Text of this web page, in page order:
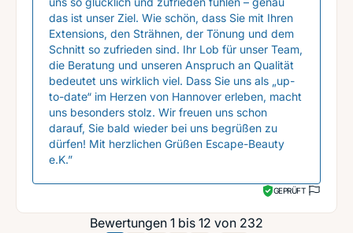
das ist unser Ziel. Wie schön, dass Sie mit Ihren
Extensions, den Strähnen, der Tönung und dem
Schnitt so zufrieden sind. Ihr Lob für unser Team,
die Beratung und unseren Anspruch an Qualität
bedeutet uns wirklich viel. Dass Sie uns als „up-
to-date“ im Herzen von Hannover erleben, macht
uns besonders stolz. Wir freuen uns schon
darauf, Sie bald wieder bei uns begrüßen zu
dürfen! Mit herzlichen Grüßen Escape-Beauty
e.K.”
GEPRÜFT
Bewertungen 1 bis 12 von 232